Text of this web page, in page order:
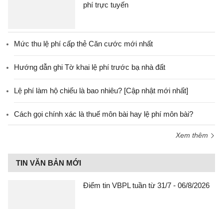
phí trực tuyến
Mức thu lệ phí cấp thẻ Căn cước mới nhất
Hướng dẫn ghi Tờ khai lệ phí trước bạ nhà đất
Lệ phí làm hộ chiếu là bao nhiêu? [Cập nhật mới nhất]
Cách gọi chính xác là thuế môn bài hay lệ phí môn bài?
Xem thêm
TIN VĂN BẢN MỚI
Điểm tin VBPL tuần từ 31/7 - 06/8/2026